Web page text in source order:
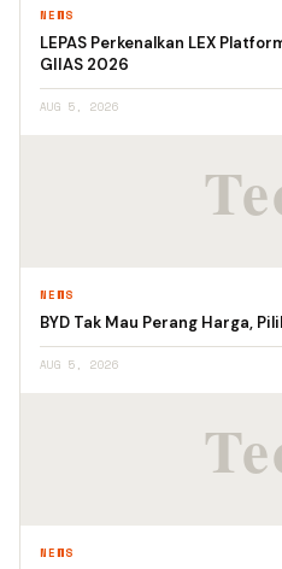
NEWS
LEPAS Perkenalkan LEX
GIIAS 2026
AUG 5, 2026
NEWS
BYD Tak Mau Perang Harga,
AUG 5, 2026
NEWS